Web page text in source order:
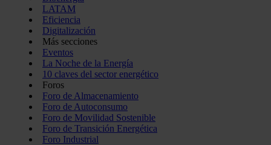
LATAM
Eficiencia
Digitalización
Más secciones
Eventos
La Noche de la Energía
10 claves del sector energético
Foros
Foro de Almacenamiento
Foro de Autoconsumo
Foro de Movilidad Sostenible
Foro de Transición Energética
Foro Industrial